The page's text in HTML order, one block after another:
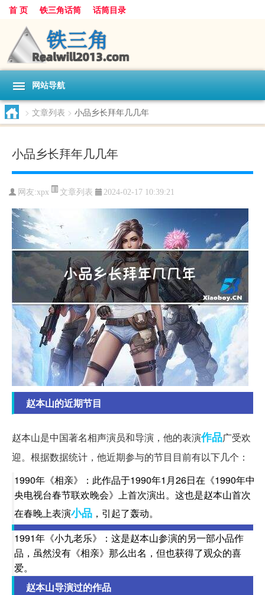
首 页 铁三角话筒 话筒目录
网站导航
> 文章列表 > 小品乡长拜年几几年
小品乡长拜年几几年
网友:xpx 文章列表 2024-02-17 10:39:21
赵本山的近期节目
赵本山是中国著名相声演员和导演，他的表演作品广受欢
迎。根据数据统计，他近期参与的节目目前有以下几个：
1990年《相亲》：此作品于1990年1月26日在《1990年中
央电视台春节联欢晚会》上首次演出。这也是赵本山首次
在春晚上表演小品 ，引起了轰动。
1991年《小九老乐》：这是赵本山参演的另一部小品作
品，虽然没有《相亲》那么出名，但也获得了观众的喜
爱。
赵本山导演过的作品